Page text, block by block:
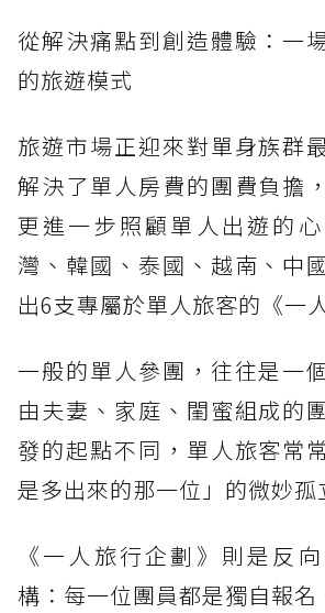
從解決痛點到創造體驗：一
的旅遊模式
旅遊市場正迎來對單身族群
解決了單人房費的團費負擔
更進一步照顧單人出遊的
灣、韓國、泰國、越南、中
出6支專屬於單人旅客的《一
一般的單人參團，往往是一
由夫妻、家庭、閨蜜組成的
發的起點不同，單人旅客常
是多出來的那一位」的微妙孤
《一人旅行企劃》則是反
構：每一位團員都是獨自報名